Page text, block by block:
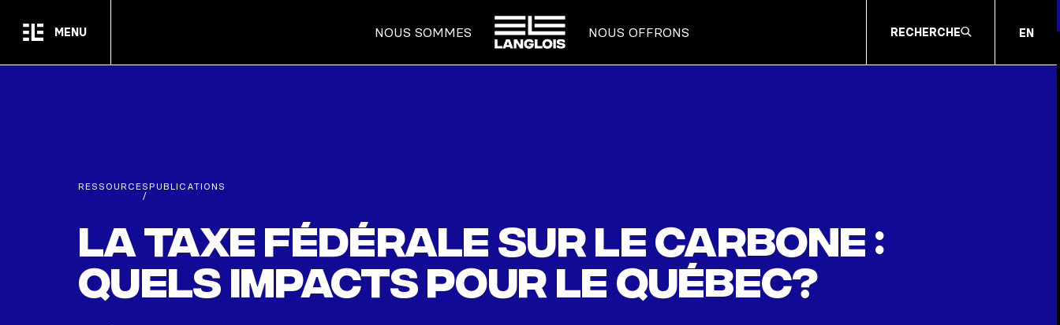
MENU NOUS SOMMES
ACCUEIL
NOUS OFFRONS RECHERCHE EN
RESSOURCES
/
PUBLICATIONS
La taxe fédérale sur le carbone :
quels impacts pour le Québec?